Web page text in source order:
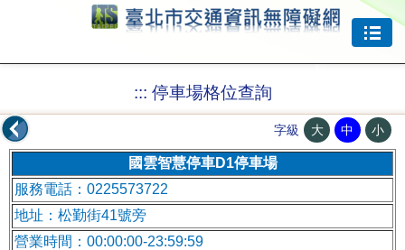
::: 停車場格位查詢
字級 大 中 小
國雲智慧停車D1停車場
服務電話：0225573722
地址：松勤街41號旁
營業時間：00:00:00-23:59:59